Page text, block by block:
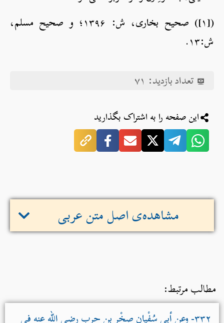
([۱]) صحیح بخاری، ش: ۱۳۹۶؛ و صحیح مسلم،
ش:۱۳.
تعداد بازدید: ۷۱
این صفحه را به اشتراک بگذارید
مشاهده‌ی اصل متن عربی
مطالب مرتبط:
۳۳۲- وعن أبي سُفْيان صخْر بنِ حربٍ رضي الله عنه في